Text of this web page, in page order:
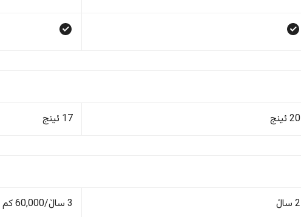
20 ئینج 17 ئینج
2 ساڵ 3 ساڵ/60,000 کم